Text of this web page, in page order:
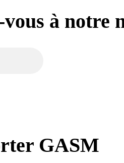
à notre
GASM